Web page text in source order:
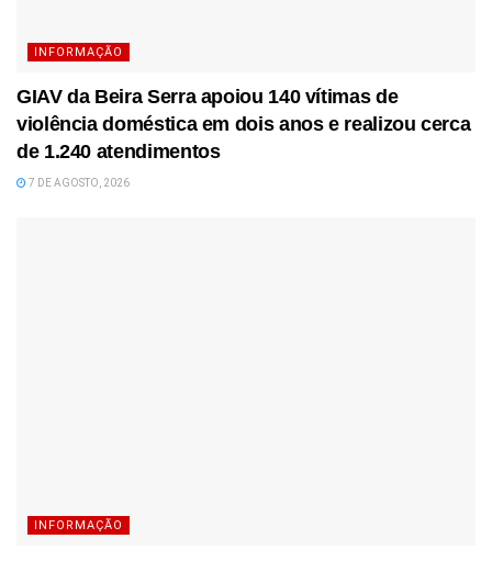
INFORMAÇÃO
GIAV da Beira Serra apoiou 140 vítimas de
violência doméstica em dois anos e realizou cerca
de 1.240 atendimentos
7 DE AGOSTO, 2026
INFORMAÇÃO